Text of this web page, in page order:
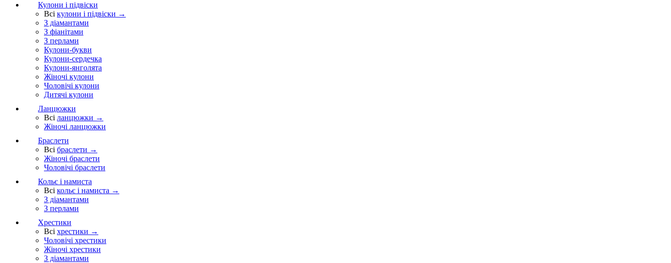
Кулони і підвіски
Всі кулони і підвіски →
З діамантами
З фіанітами
З перлами
Кулони-букви
Кулони-сердечка
Кулони-янголята
Жіночі кулони
Чоловічі кулони
Дитячі кулони
Ланцюжки
Всі ланцюжки →
Жіночі ланцюжки
Браслети
Всі браслети →
Жіночі браслети
Чоловічі браслети
Кольє і намиста
Всі кольє і намиста →
З діамантами
З перлами
Хрестики
Всі хрестики →
Чоловічі хрестики
Жіночі хрестики
З діамантами